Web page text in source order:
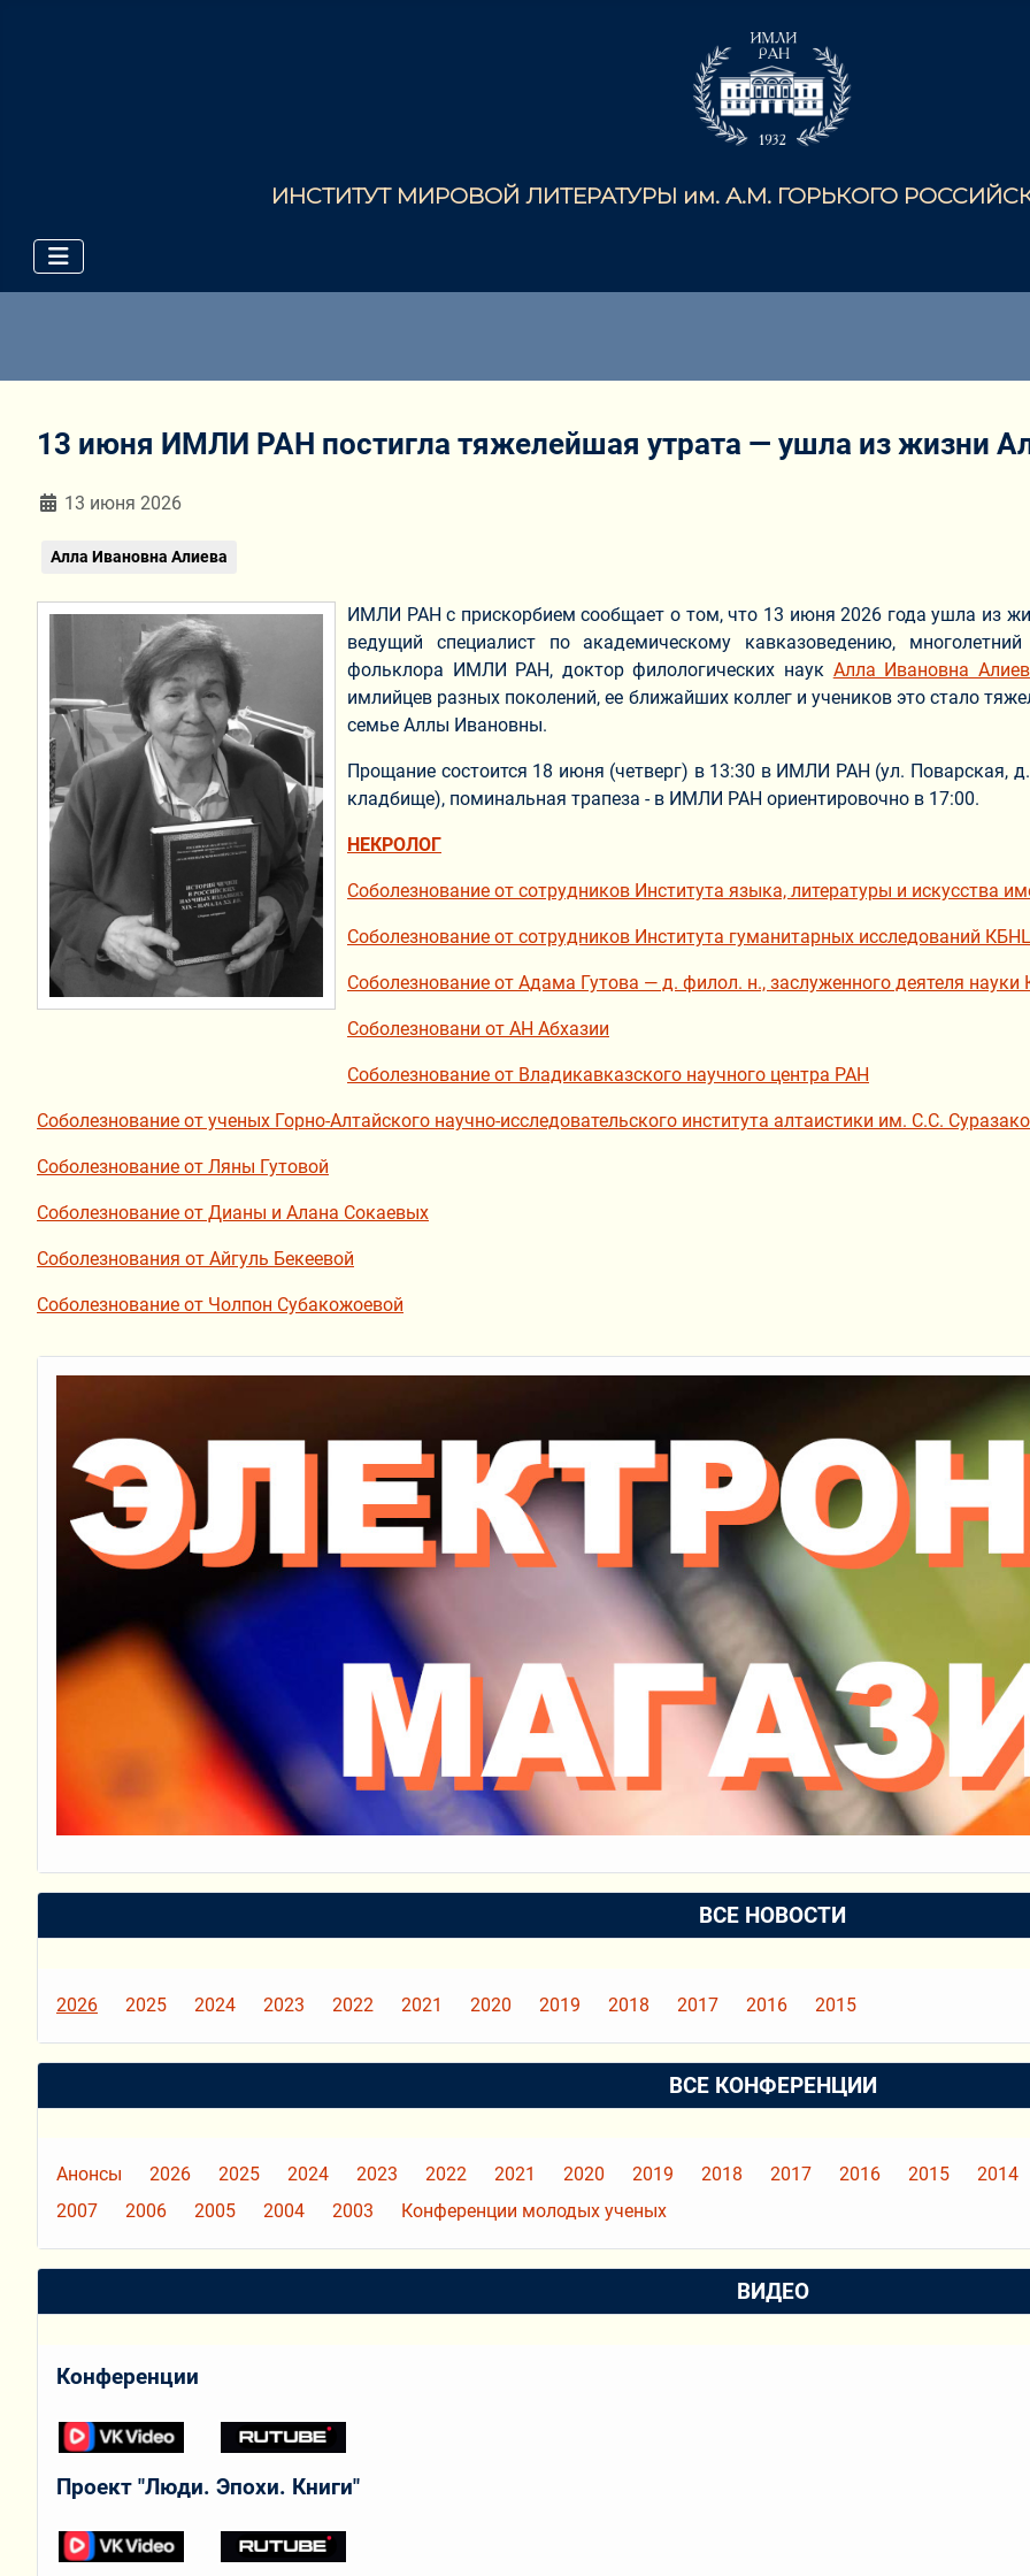
ИНСТИТУТ МИРОВОЙ ЛИТЕРАТУРЫ им. А.М. ГОРЬКОГО
13 июня ИМЛИ РАН постигла тяжелейшая утрата — ушла из жизни
Информация о материале
13 июня 2026
Алла Ивановна Алиева
ИМЛИ РАН с прискорбием сообщает о том, что 13 июня 2026 года ушла из
ведущий специалист по академическому кавказоведению,
фольклора ИМЛИ РАН, доктор филологических наук Алла Ивановна
имлийцев разных поколений, ее ближайших коллег и учеников это стало
семье Аллы Ивановны.
Прощание состоится 18 июня (четверг) в 13:30 в ИМЛИ РАН (ул. Поварская,
кладбище), поминальная трапеза - в ИМЛИ РАН ориентировочно в 17:00.
НЕКРОЛОГ
Соболезнование от сотрудников Института языка, литературы и
Соболезнование от сотрудников Института гуманитарных исследований
Соболезнование от Адама Гутова — д. филол. н., заслуженного деятеля науки
Соболезновани от АН Абхазии
Соболезнование от Владикавказского научного центра РАН
Соболезнование от ученых Горно-Алтайского научно-исследовательского института алтаистики им. С.С.
Соболезнование от Ляны Гутовой
Соболезнование от Дианы и Алана Сокаевых
Соболезнования от Айгуль Бекеевой
Соболезнование от Чолпон Субакожоевой
ВСЕ НОВОСТИ
2026 2025 2024 2023 2022 2021 2020 2019 2018 2017 2016 2015
ВСЕ КОНФЕРЕНЦИИ
Анонсы 2026 2025 2024 2023 2022 2021 2020 2019 2018 2017 2016 2015
2014
2007
2006 2005 2004 2003 Конференции молодых ученых
ВИДЕО
Конференции
Проект "Люди. Эпохи. Книги"